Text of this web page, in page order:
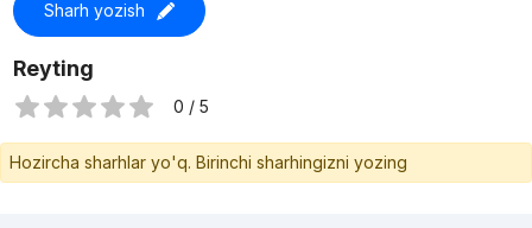
Yangi bino tinch va yashil hududda joylashgan. Majmuaning
asosiy afzalliklaridan biri uning shahar markaziga yaqinligidir.
shuningdek, avtomobilda qulay yurish imkonini beradi.
Eng yaqin metro bekati Turkiston 5.4 km uzoqlikda joylashgan.
Transportda borish uchun 22 daqiqa vaqt ketadi.
Sharh yozish
Reyting
0 / 5
Hozircha sharhlar yo'q. Birinchi sharhingizni yozing